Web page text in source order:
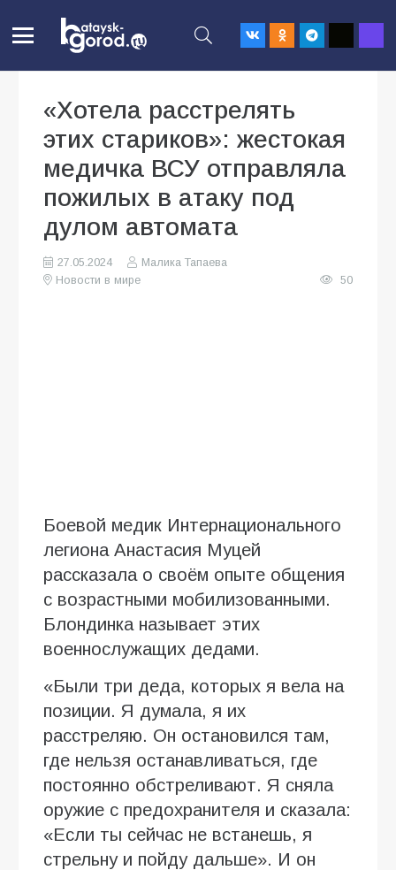
«Хотела расстрелять
этих стариков»: жестокая
медичка ВСУ отправляла
пожилых в атаку под
дулом автомата
27.05.2024
Малика Тапаева
Новости в мире
50
Боевой медик Интернационального
легиона Анастасия Муцей
рассказала о своём опыте общения
с возрастными мобилизованными.
Блондинка называет этих
военнослужащих дедами.
«Были три деда, которых я вела на
позиции. Я думала, я их
расстреляю. Он остановился там,
где нельзя останавливаться, где
постоянно обстреливают. Я сняла
оружие с предохранителя и сказала:
«Если ты сейчас не встанешь, я
стрельну и пойду дальше». И он